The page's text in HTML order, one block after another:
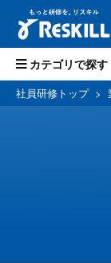
カテゴリで探す
社員研修トップ>